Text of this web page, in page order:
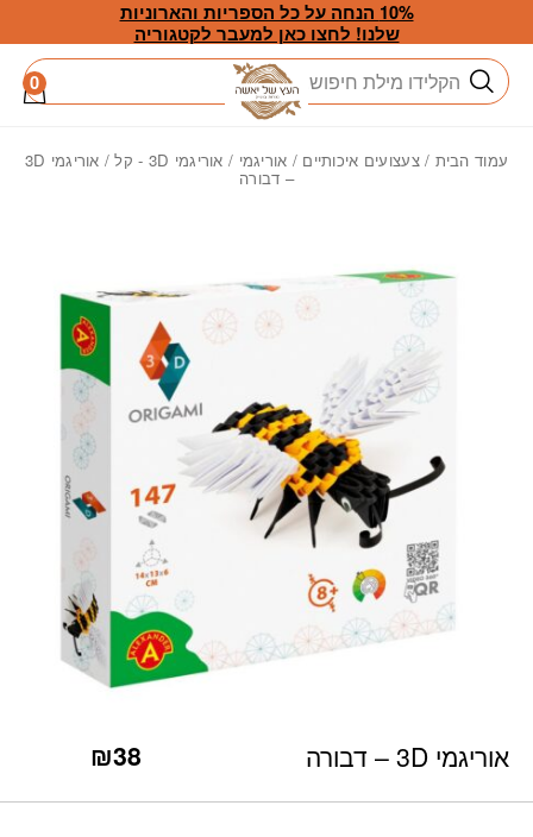
Skip to Content
10% הנחה על כל הספריות והארוניות
שלנו! לחצו כאן למעבר לקטגוריה
חיפוש 0
עמוד הבית /צעצועים איכותיים / אוריגמי / אוריגמי 3D - קל / אוריגמי 3D
– דבורה
אוריגמי 3D – דבורה ₪38